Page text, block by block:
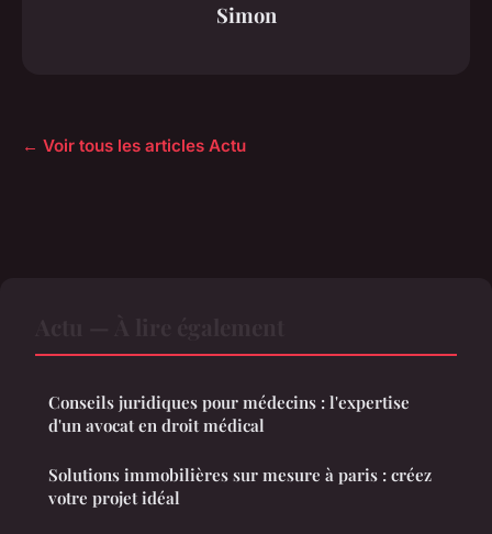
Simon
← Voir tous les articles Actu
Conseils juridiques pour médecins : l'expertise
d'un avocat en droit médical
Solutions immobilières sur mesure à paris : créez
votre projet idéal